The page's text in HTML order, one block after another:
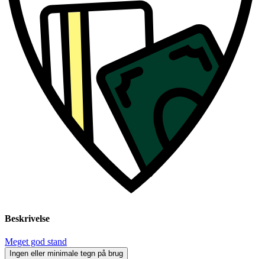
Beskrivelse
Meget god stand
Ingen eller minimale tegn på brug